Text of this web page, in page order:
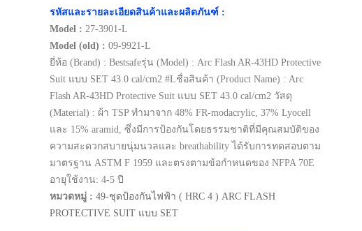
รหัสและรายละเอียดสินค้าและผลิตภันฑ์ :
Model : 27-3901-L
Model (old) : 09-9921-L
ยี่ห้อ (Brand) : Bestsafeรุ่น (Model) : Arc Flash AR-43HD Protective
Suit แบบ SET 43.0 cal/cm2 #Lชื่อสินค้า (Product Name) : Arc
Flash AR-43HD Protective Suit แบบ SET 43.0 cal/cm2 วัสดุ
(Material) : ผ้า TSP ทำมาจาก 48% FR-modacrylic, 37% Lyocell
และ 15% aramid, ซึ่งมีการป้องกันโดยธรรมชาติที่มีคุณสมบัติของ
ความสะดวกสบายนุ่มนวลและ breathability ได้รับการทดสอบตาม
มาตรฐาน ASTM F 1959 และตรงตามข้อกำหนดของ NFPA 70E
อายุใช้งาน: 4-5 ปี
หมวดหมู่ : 49-ชุดป้องกันไฟฟ้า ( HRC 4 ) ARC FLASH
PROTECTIVE SUIT แบบ SET